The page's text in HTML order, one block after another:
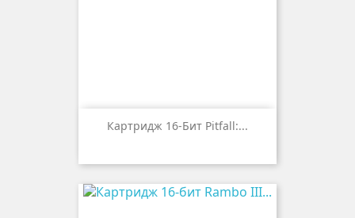
Картридж 16-Бит Pitfall:...